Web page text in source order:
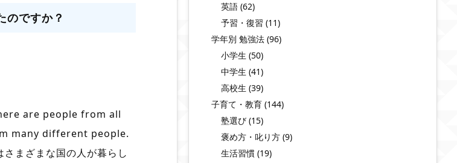
ですか？
are people from all
many different people.
さまざまな国の人が暮らし
英語 (62)
予習・復習 (11)
学年別 勉強法 (96)
小学生 (50)
中学生 (41)
高校生 (39)
子育て・教育 (144)
塾選び (15)
褒め方・叱り方 (9)
生活習慣 (19)